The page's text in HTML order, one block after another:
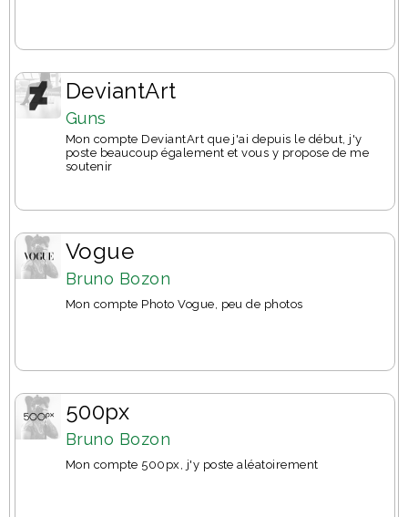
DeviantArt
Guns
Mon compte DeviantArt que j'ai depuis le début, j'y
poste beaucoup également et vous y propose de me
soutenir
Vogue
Bruno Bozon
Mon compte Photo Vogue, peu de photos
500px
Bruno Bozon
Mon compte 500px, j'y poste aléatoirement